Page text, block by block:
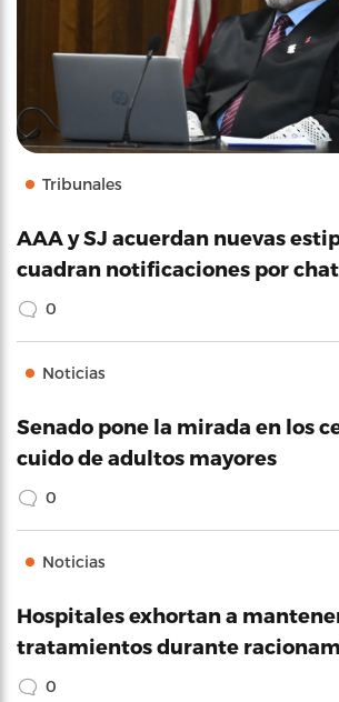
Tribunales
AAA y SJ acuerdan nuevas
cuadran notificaciones por chat
0
Noticias
Senado pone la mirada en los
cuido de adultos mayores
0
Noticias
Hospitales exhortan a
tratamientos durante
0